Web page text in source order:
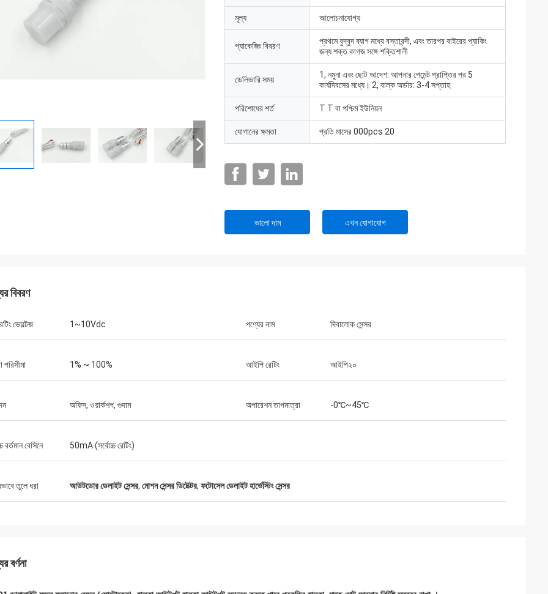
মূল্য আলোচনাযোগ্য
প্যাকেজিং বিবরণ
প্রথমে বুদ্বুদ ব্যাগ মধ্যে বস্তাবন্দী, এবং তারপর বাইরের প্যাকিং
জন্য শক্ত কাগজ সঙ্গে শক্তিশালী
ডেলিভারি সময়
1, নমুনা এবং ছোট আদেশ: আপনার পেমেন্ট প্রাপ্তির পর 5
কার্যদিবসের মধ্যে। 2, বাল্ক অর্ডার: 3-4 সপ্তাহ
পরিশোধের শর্ত T T বা পশ্চিম ইউনিয়ন
যোগানের ক্ষমতা প্রতি মাসের 000pcs 20
ভালো দাম এখন যোগাযোগ
বিবরণ
ভোল্টেজ 1~10Vdc পণ্যের নাম দিবালোক সেন্সর
1% ~ 100% আইপি রেটিং আইপি২০
অফিস, ওয়ার্কশপ, গুদাম অপারেশন তাপমাত্রা -0℃~45℃
বর্তমান বেসিনে 50mA (সর্বোচ্চ রেটিং)
তুলে ধরা আউটডোর ডেলাইট সেন্সর, মোশন সেন্সর ডিটেক্টর, ফটোসেল ডেলাইট হার্ভেস্টিং সেন্সর
বর্ণনা